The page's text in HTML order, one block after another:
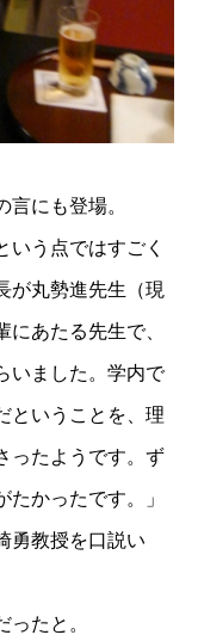
言にも登場。
いう点ではすごく
が丸勢進先生（現
あたる先生で、
いました。学内で
ということを、理
ったようです。ず
かったです。」
勇教授を口説い
たと。